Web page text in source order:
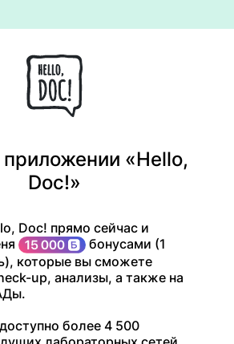
приложении «Hello,
Doc!»
Doc! прямо сейчас и
бонусами (1
которые вы сможете
up, анализы, а также на
более 4 500